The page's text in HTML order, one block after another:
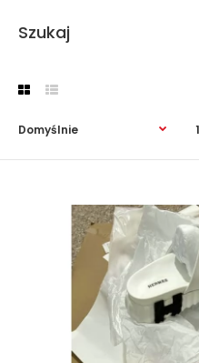
Szukaj